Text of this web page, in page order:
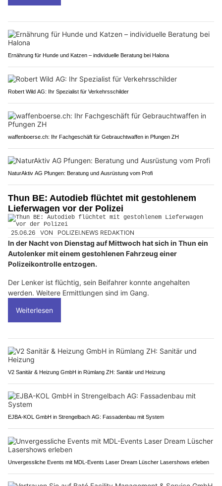
Ernährung für Hunde und Katzen – individuelle Beratung bei Halona
Robert Wild AG: Ihr Spezialist für Verkehrsschilder
waffenboerse.ch: Ihr Fachgeschäft für Gebrauchtwaffen in Pfungen ZH
NaturAktiv AG Pfungen: Beratung und Ausrüstung vom Profi
Thun BE: Autodieb flüchtet mit gestohlenem
Lieferwagen vor der Polizei
25.06.26 VON POLIZEI.NEWS REDAKTION
In der Nacht von Dienstag auf Mittwoch hat sich in Thun ein
Autolenker mit einem gestohlenen Fahrzeug einer
Polizeikontrolle entzogen.
Der Lenker ist flüchtig, sein Beifahrer konnte angehalten
werden. Weitere Ermittlungen sind im Gang.
Weiterlesen
V2 Sanitär & Heizung GmbH in Rümlang ZH: Sanitär und Heizung
EJBA-KOL GmbH in Strengelbach AG: Fassadenbau mit System
Unvergessliche Events mit MDL-Events Laser Dream Lüscher Lasershows erleben